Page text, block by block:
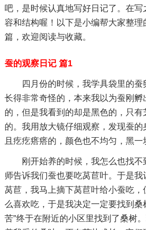
吧，是时候认真地写好日记了。在写
容和结构喔！以下是小编帮大家整理
篇，欢迎阅读与收藏。
蚕的观察日记 篇1
四月份的时候，我学具袋里的
长得非常奇怪的，本来我以为蚕刚
的，但是我看到的却是黑色的，只有
的。我用放大镜仔细观察，发现蚕
且疙疙瘩瘩的，颜色也不均匀，黑一
刚开始养的时候，我怎么也找
师告诉我们蚕也要吃莴苣叶。于是我
莴苣，我马上摘下莴苣叶给小蚕吃，
么喜欢吃，于是我决定一定要找到桑
苦”终于在附近的小区里找到了桑树